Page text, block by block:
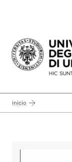
Passa al
inicio